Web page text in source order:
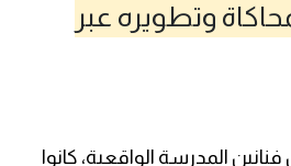
وتطويره عبر
فنانين المدرسة الواقعية، كانوا